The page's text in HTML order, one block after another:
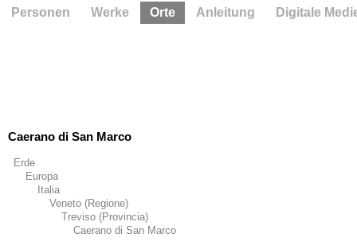
Caerano di San Marco
Erde
Europa
Italia
Veneto (Regione)
Treviso (Provincia)
Caerano di San Marco
Personen Werke Orte Anleitung Digitale